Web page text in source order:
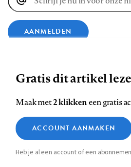
E-
mailadres
AANMELDEN
op
Facebook
op
LinkedIn
op
Bluesky
ons
op
Instagram
Footer
Contact Colofon Disclaimer
Medische
betrouwbare
Zie onze cookie policy
Analytische cookies
Marketing cookies
Gratis dit artikel
Maak met2 klikkeneen gratis
ACCOUNT AANMAKEN
Heb je al een account of een